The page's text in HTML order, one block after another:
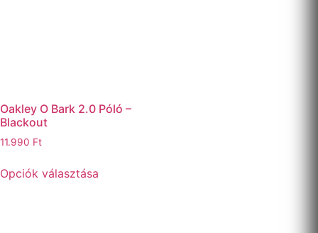
Oakley O Bark 2.0 Póló –
Blackout
11.990 Ft
Opciók választása